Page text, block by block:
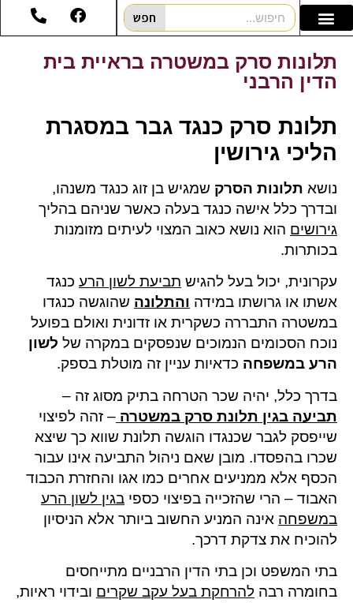
חפש
תלונות סרק במשטרה בראיית בית
הדין הרבני
תלונת סרק כנגד גבר במסגרת
הליכי גירושין
נושא תלונות הסרק שמגיש בן זוג כנגד משנהו,
ובדרך כלל אישה כנגד בעלה כאשר שניהם בהליך
גירושים הוא נושא כאוב המצוי לעיתים מזומנות
בכותרות.
עקרונית, יכול בעל להגיש תביעת לשון הרע כנגד
אשתו או גרושתו במידה והתלונה שהוגשה כנגדו
במשטרה התבררה כשקרית או זדונית ואולם בפועל
נוכח הסכומים הנמוכים שנפסקים במקרה של לשון
הרע במשפחה כדאיות עניין זה מוטלת בספק.
בדרך כלל, יהיה שכר הטרחה בתיק מסוג זה –
תביעה בגין תלונת סרק במשטרה – זהה לפיצוי
שייפסק לגבר שכנגדו הוגשה תלונת שווא כך שיצא
שכרו בהפסדו. מובן שאם ניהול התביעה אינו עבור
הכסף אלא ממניעים אחרים כמו אגו והחזרת הכבוד
האבוד – הרי שהזכייה בפיצוי כספי בגין לשון הרע
במשפחה אינה המניע החשוב ביותר אלא הניסיון
להוכיח את צדקת דרכך.
בתי המשפט וכן בתי הדין הרבניים מתייחסים
בחומרה רבה להרחקת בעל עקב שקרים ובידוי ראיות,